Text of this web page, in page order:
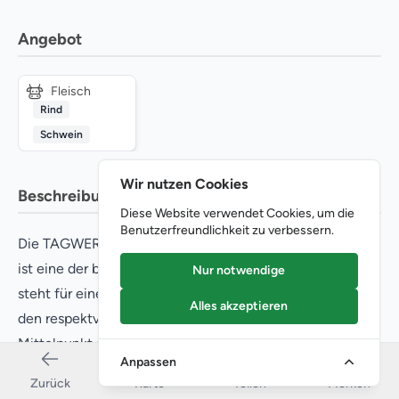
Angebot
Fleisch
Rind
Schwein
Beschreibung
Die TAGWERK Biometzgerei in Langenbach bei Freising
ist eine der bekanntesten Bio-Metzgereien in Bayern und
steht für eine Fleischkultur, die Tierwohl, Handwerk und
den respektvollen Umgang mit Rohstoffen in den
Mittelpunkt stellt. Im Ortsstraße 2 in Langenbach
verarbeitet TAGWERK Fleisch von ausgewählten
Biobetrieben zu Wurst- und Fleischwaren ohne
Zurück Karte Teilen Merken
Wir nutzen Cookies
Diese Website verwendet Cookies, um die
Benutzerfreundlichkeit zu verbessern.
Nur notwendige
Alles akzeptieren
Anpassen